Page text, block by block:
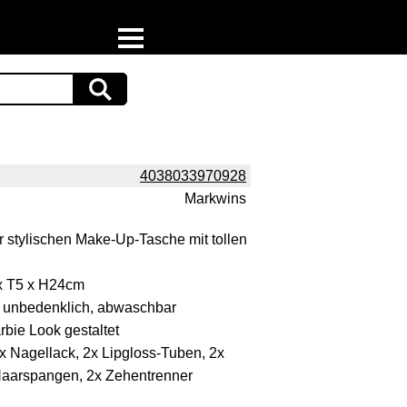
Support & Newsletter
Presse
4038033970928
Markwins
stylischen Make-Up-Tasche mit tollen
T5 x H24cm
abwaschbar
Look gestaltet
Nagellack, 2x Lipgloss-Tuben, 2x
2x Zehentrenner